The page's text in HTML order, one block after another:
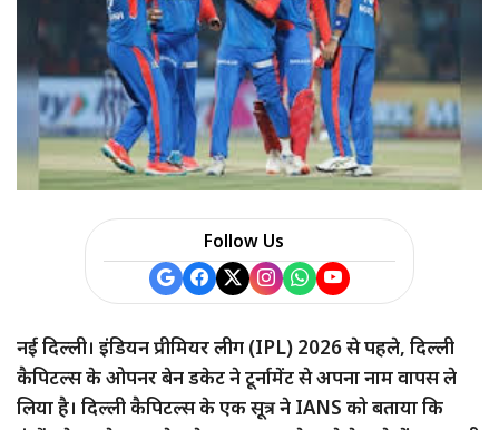
Follow Us
नई दिल्ली। इंडियन प्रीमियर लीग (IPL) 2026 से पहले, दिल्ली
कैपिटल्स के ओपनर बेन डकेट ने टूर्नामेंट से अपना नाम वापस ले
लिया है। दिल्ली कैपिटल्स के एक सूत्र ने IANS को बताया कि